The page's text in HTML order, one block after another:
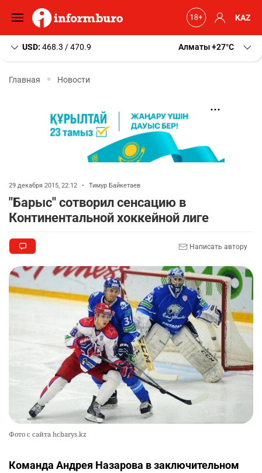
KAZ
USD: 468.3 / 470.9 Алматы+27 C
Главная Новости
29 декабря 2015, 22:12 • Тимур Байкетаев
"Барыс" сотворил сенсацию в
Континентальной хоккейной лиге
Написать автору
Фото с сайта hcbarys.kz
Команда Андрея Назарова в заключительном